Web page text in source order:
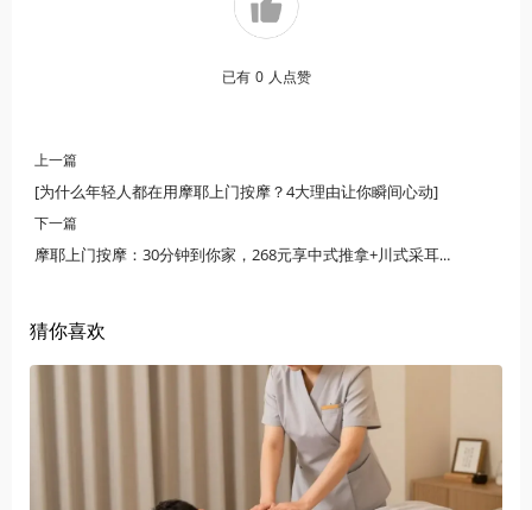
已有 0 人点赞
上一篇
[为什么年轻人都在用摩耶上门按摩？4大理由让你瞬间心动]
下一篇
摩耶上门按摩：30分钟到你家，268元享中式推拿+川式采耳，颠覆高端养生SPA！
猜你喜欢